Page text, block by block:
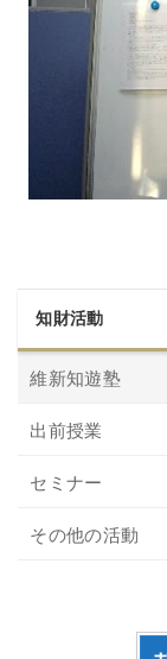
知財活動
維新知遊塾
出前授業
セミナー
その他の活動